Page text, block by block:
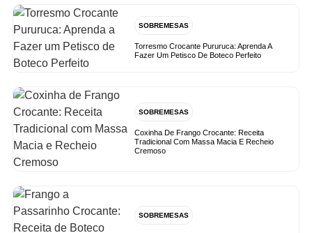
SOBREMESAS
Torresmo Crocante Pururuca: Aprenda A
Fazer Um Petisco De Boteco Perfeito
SOBREMESAS
Coxinha De Frango Crocante: Receita
Tradicional Com Massa Macia E Recheio
Cremoso
SOBREMESAS